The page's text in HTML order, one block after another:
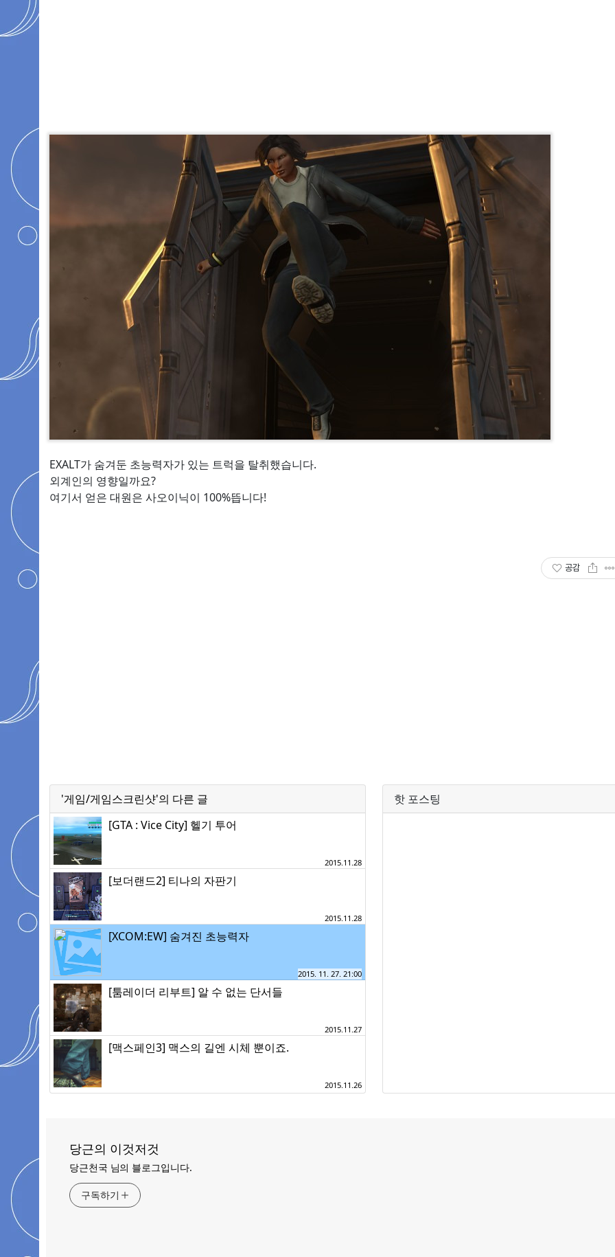
EXALT가 숨겨둔 초능력자가 있는 트럭을 탈취했습니다.
외계인의 영향일까요?
여기서 얻은 대원은 사오이닉이 100%뜹니다!
공감
'게임/게임스크린샷'의 다른 글
[GTA : Vice City] 헬기 투어
2015.11.28
[보더랜드2] 티나의 자판기
2015.11.28
[XCOM:EW] 숨겨진 초능력자
2015. 11. 27. 21:00
[툼레이더 리부트] 알 수 없는 단서들
2015.11.27
[맥스페인3] 맥스의 길엔 시체 뿐이죠.
2015.11.26
핫 포스팅
당근의 이것저것
당근천국 님의 블로그입니다.
구독하기